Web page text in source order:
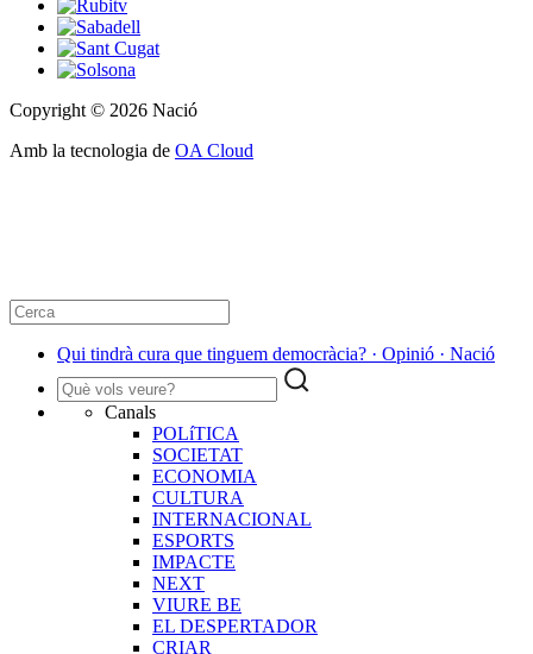
Copyright © 2026 Nació
Amb la tecnologia de OA Cloud
Qui tindrà cura que tinguem democràcia? · Opinió · Nació
Canals
POLíTICA
SOCIETAT
ECONOMIA
CULTURA
INTERNACIONAL
ESPORTS
IMPACTE
NEXT
VIURE BE
EL DESPERTADOR
CRIAR